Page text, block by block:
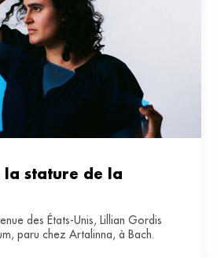
la stature de la
des États-Unis, Lillian Gordis
paru chez Artalinna, à Bach.